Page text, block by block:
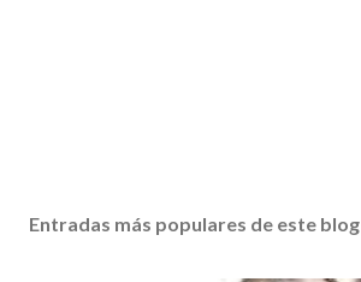
Entradas más populares de este blog